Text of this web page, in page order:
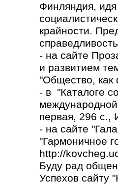
Финляндия,
крайности.
- на сайте
и развитием
"Общество, как
- в "Каталоге
первая, 296 с.,
- на сайте
"Гармоничное
http://
Буду рад
Успехов сайту